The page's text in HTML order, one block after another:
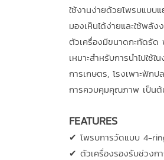
ใช้งานง่ายด้วยโพรบแบบ
มองเห็นได้ง่ายและใช้พลั
ตัวเครื่องมีขนาดกะทัดรัด
เหมาะสำหรับการนำไปใ
การเกษตร, โรงเพาะฟัก
การควบคุมคุณภาพ เป็นต้
FEATURES
✔ โพรบการวัดแบบ 4-
✔ ตัวเครื่องรองรับช่วงก